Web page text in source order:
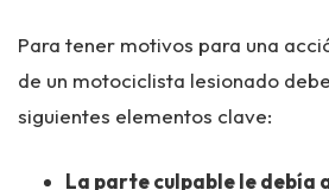
Para tener motivos para una
de un motociclista lesionado
siguientes elementos clave:
La parte culpable le debía